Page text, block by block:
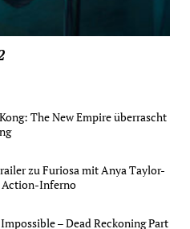
The New Empire überrascht
zu Furiosa mit Anya Taylor-
Action-Inferno
– Dead Reckoning Part